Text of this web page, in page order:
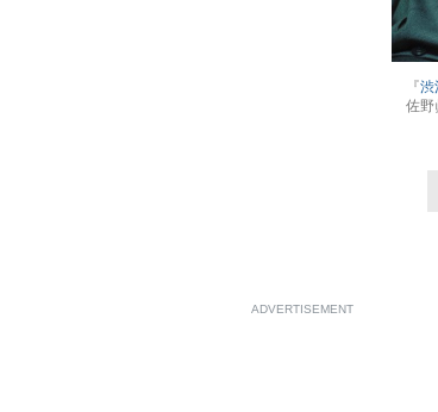
でも…」本田圭佑が初めて明かした日本代表監督に...
も
『渋
佐
ADVERTISEMENT